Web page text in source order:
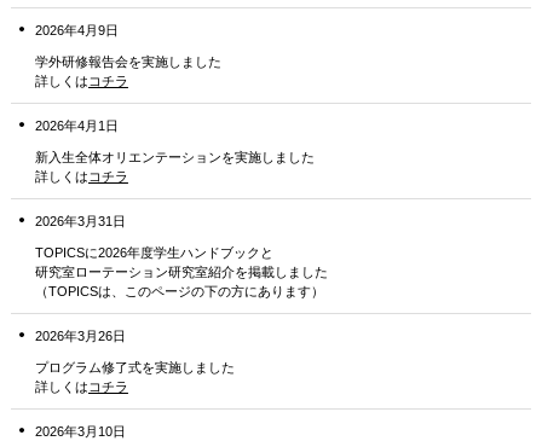
2026年4月9日
学外研修報告会を実施しました
詳しくはコチラ
2026年4月1日
新入生全体オリエンテーションを実施しました
詳しくはコチラ
2026年3月31日
TOPICSに2026年度学生ハンドブックと
研究室ローテーション研究室紹介を掲載しました
（TOPICSは、このページの下の方にあります）
2026年3月26日
プログラム修了式を実施しました
詳しくはコチラ
2026年3月10日